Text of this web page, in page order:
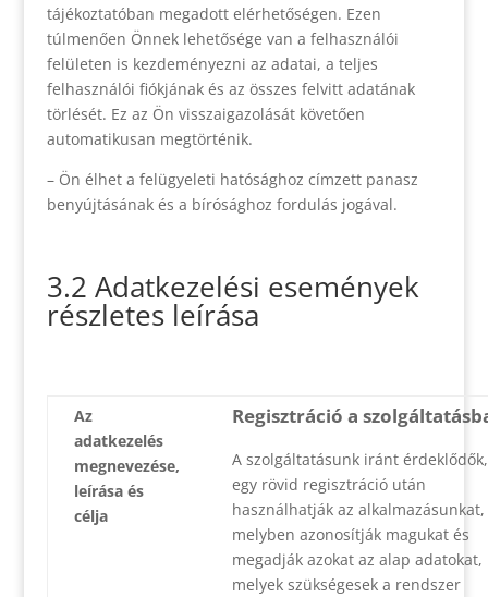
tájékoztatóban megadott elérhetőségen. Ezen
túlmenően Önnek lehetősége van a felhasználói
felületen is kezdeményezni az adatai, a teljes
felhasználói fiókjának és az összes felvitt adatának
törlését. Ez az Ön visszaigazolását követően
automatikusan megtörténik.
– Ön élhet a felügyeleti hatósághoz címzett panasz
benyújtásának és a bírósághoz fordulás jogával.
3.2 Adatkezelési események
részletes leírása
Az
adatkezelés
megnevezése,
leírása és
célja
Regisztráció a
A szolgáltatásunk iránt érdeklődők,
egy rövid regisztráció után
használhatják az alkalmazásunkat,
melyben azonosítják magukat és
megadják azokat az alap adatokat,
melyek szükségesek a rendszer